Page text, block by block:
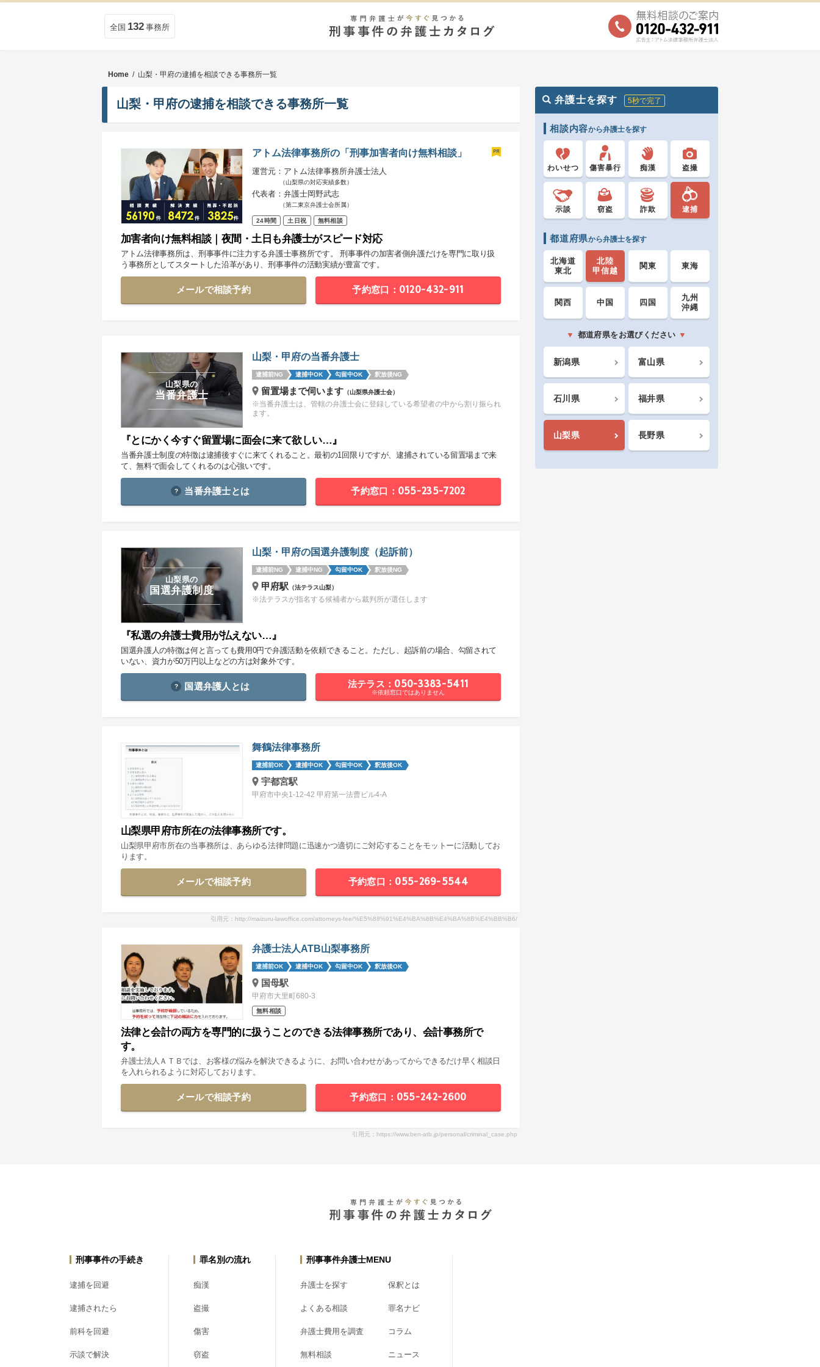
全国 132 事務所
Home / 山梨・甲府の逮捕を相談できる事務所一覧
山梨・甲府の逮捕を相談できる事務所一覧
アトム法律事務所の「刑事加害者向け無料相談」
運営元：アトム法律事務所弁護士法人
（山梨県の対応実績多数）
代表者：弁護士岡野武志
（第二東京弁護士会所属）
24時間 土日祝 無料相談
加害者向け無料相談｜夜間・土日も弁護士がスピード対応
アトム法律事務所は、刑事事件に注力する弁護士事務所です。 刑事事件の加害者側弁護だけを専門に取り扱
う事務所としてスタートした沿革があり、刑事事件の活動実績が豊富です。
メールで相談予約 予約窓口：0120-432-911
山梨・甲府の当番弁護士
逮捕前NG 逮捕中OK 勾留中OK 釈放後NG
山梨県の
当番弁護士 留置場まで伺います （山梨県弁護士会）
※当番弁護士は、管轄の弁護士会に登録している希望者の中から割り振られ
ます。
『とにかく今すぐ留置場に面会に来て欲しい…』
当番弁護士制度の特徴は逮捕後すぐに来てくれること。最初の1回限りですが、逮捕されている留置場まで来
て、無料で面会してくれるのは心強いです。
当番弁護士とは 予約窓口：055-235-7202
山梨・甲府の国選弁護制度（起訴前）
逮捕前NG 逮捕中NG 勾留中OK 釈放後NG
山梨県の
国選弁護制度 甲府駅 （法テラス山梨）
※法テラスが指名する候補者から裁判所が選任します
『私選の弁護士費用が払えない…』
国選弁護人の特徴は何と言っても費用0円で弁護活動を依頼できること。ただし、起訴前の場合、勾留されて
いない、資力が50万円以上などの方は対象外です。
国選弁護人とは 法テラス：050-3383-5411
※依頼窓口ではありません
舞鶴法律事務所
逮捕前OK 逮捕中OK 勾留中OK 釈放後OK
宇都宮駅
甲府市中央1-12-42 甲府第一法曹ビル4-A
山梨県甲府市所在の法律事務所です。
山梨県甲府市所在の当事務所は、あらゆる法律問題に迅速かつ適切にご対応することをモットーに活動してお
ります。
メールで相談予約 予約窓口：055-269-5544
引用元：http://maizuru-lawoffice.com/attorneys-fee/%E5%88%91%E4%BA%8B%E4%BA%8B%E4%BB%B6/
弁護士法人ATB山梨事務所
逮捕前OK 逮捕中OK 勾留中OK 釈放後OK
国母駅
甲府市大里町680-3
無料相談
法律と会計の両方を専門的に扱うことのできる法律事務所であり、会計事務所で
す。
弁護士法人ＡＴＢでは、お客様の悩みを解決できるように、お問い合わせがあってからできるだけ早く相談日
を入れられるように対応しております。
メールで相談予約 予約窓口：055-242-2600
引用元：https://www.ben-atb.jp/personal/criminal_case.php
弁護士を探す 5秒で完了
相談内容から弁護士を探す
わいせつ 傷害暴行 痴漢 盗撮
示談 窃盗 詐欺 逮捕
都道府県から弁護士を探す
北海道
東北
北陸
甲信越
関東 東海
関西 中国 四国
九州
沖縄
都道府県をお選びください
新潟県 富山県
石川県 福井県
山梨県 長野県
刑事事件の手続き
逮捕を回避
逮捕されたら
前科を回避
示談で解決
罪名別の流れ
痴漢
盗撮
傷害
窃盗
刑事事件弁護士MENU
弁護士を探す
よくある相談
弁護士費用を調査
無料相談
保釈とは
罪名ナビ
コラム
ニュース